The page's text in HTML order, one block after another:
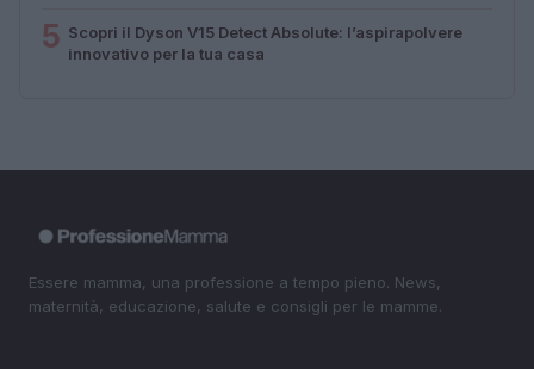
5 Scopri il Dyson V15 Detect Absolute: l’aspirapolvere
innovativo per la tua casa
Essere mamma, una professione a tempo pieno. News,
maternità, educazione, salute e consigli per le mamme.